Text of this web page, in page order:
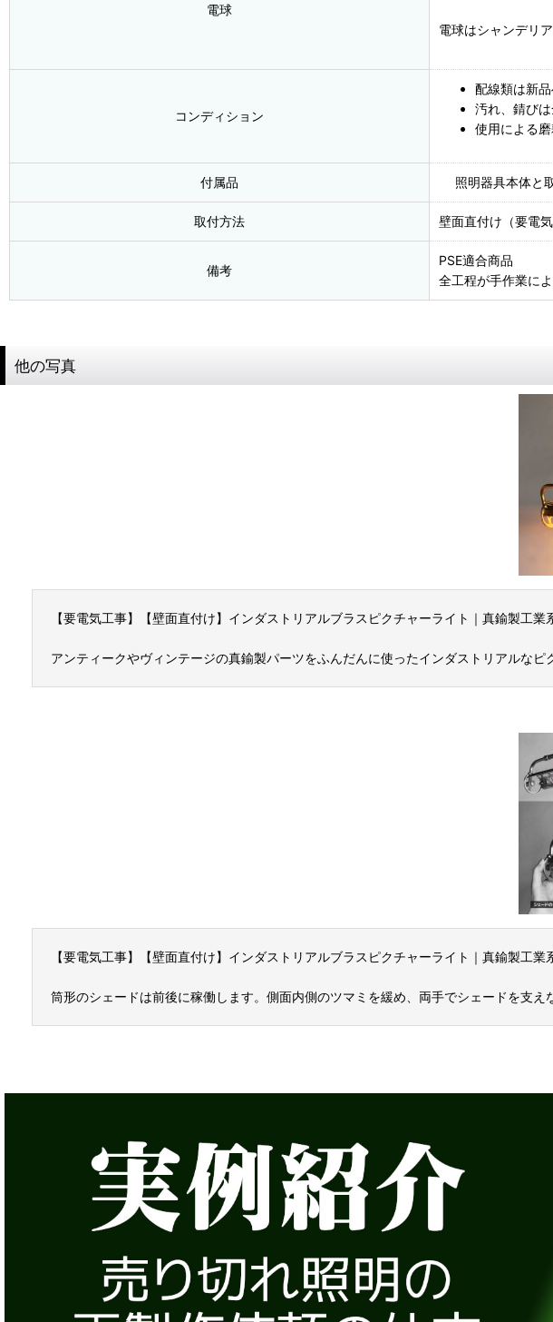
電球
電球はシャンデリ
コンディション
配線類は新
汚れ、錆び
使用による
付属品 照明器具本体と
取付方法 壁面直付け（要電
備考
PSE適合商品
全工程が手作業に
他の写真
【要電気工事】【壁面直付け】インダストリアルブラスピクチャーライト｜真鍮製工
アンティークやヴィンテージの真鍮製パーツをふんだんに使ったインダストリアルなピ
【要電気工事】【壁面直付け】インダストリアルブラスピクチャーライト｜真鍮製工
筒形のシェードは前後に稼働します。側面内側のツマミを緩め、両手でシェードを支え